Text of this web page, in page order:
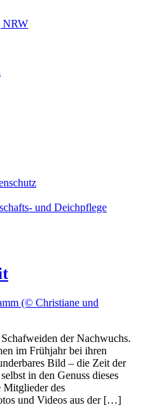
und Deichpflege
der Nachwuchs.
im Frühjahr bei ihren
Bild – die Zeit der
in den Genuss dieses
Mitglieder des
und Videos aus der […]